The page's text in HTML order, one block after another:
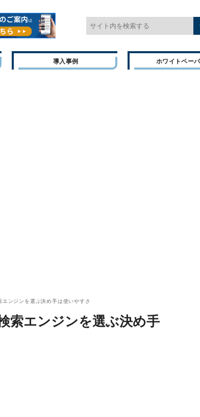
導入事例 ホワイトペー
ンジンを選ぶ決め手は使いやすさ
索エンジンを選ぶ決め手